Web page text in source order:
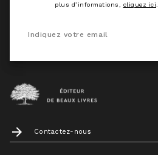
plus d’informations, cliquez ici.
Indiquez votre email
arrow_forward Contactez-nous